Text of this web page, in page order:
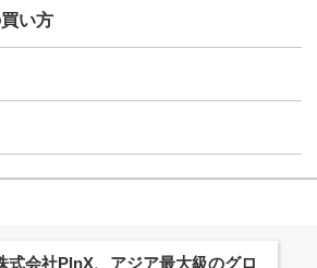
い方
式会社PlnX、アジア最大級のグロ